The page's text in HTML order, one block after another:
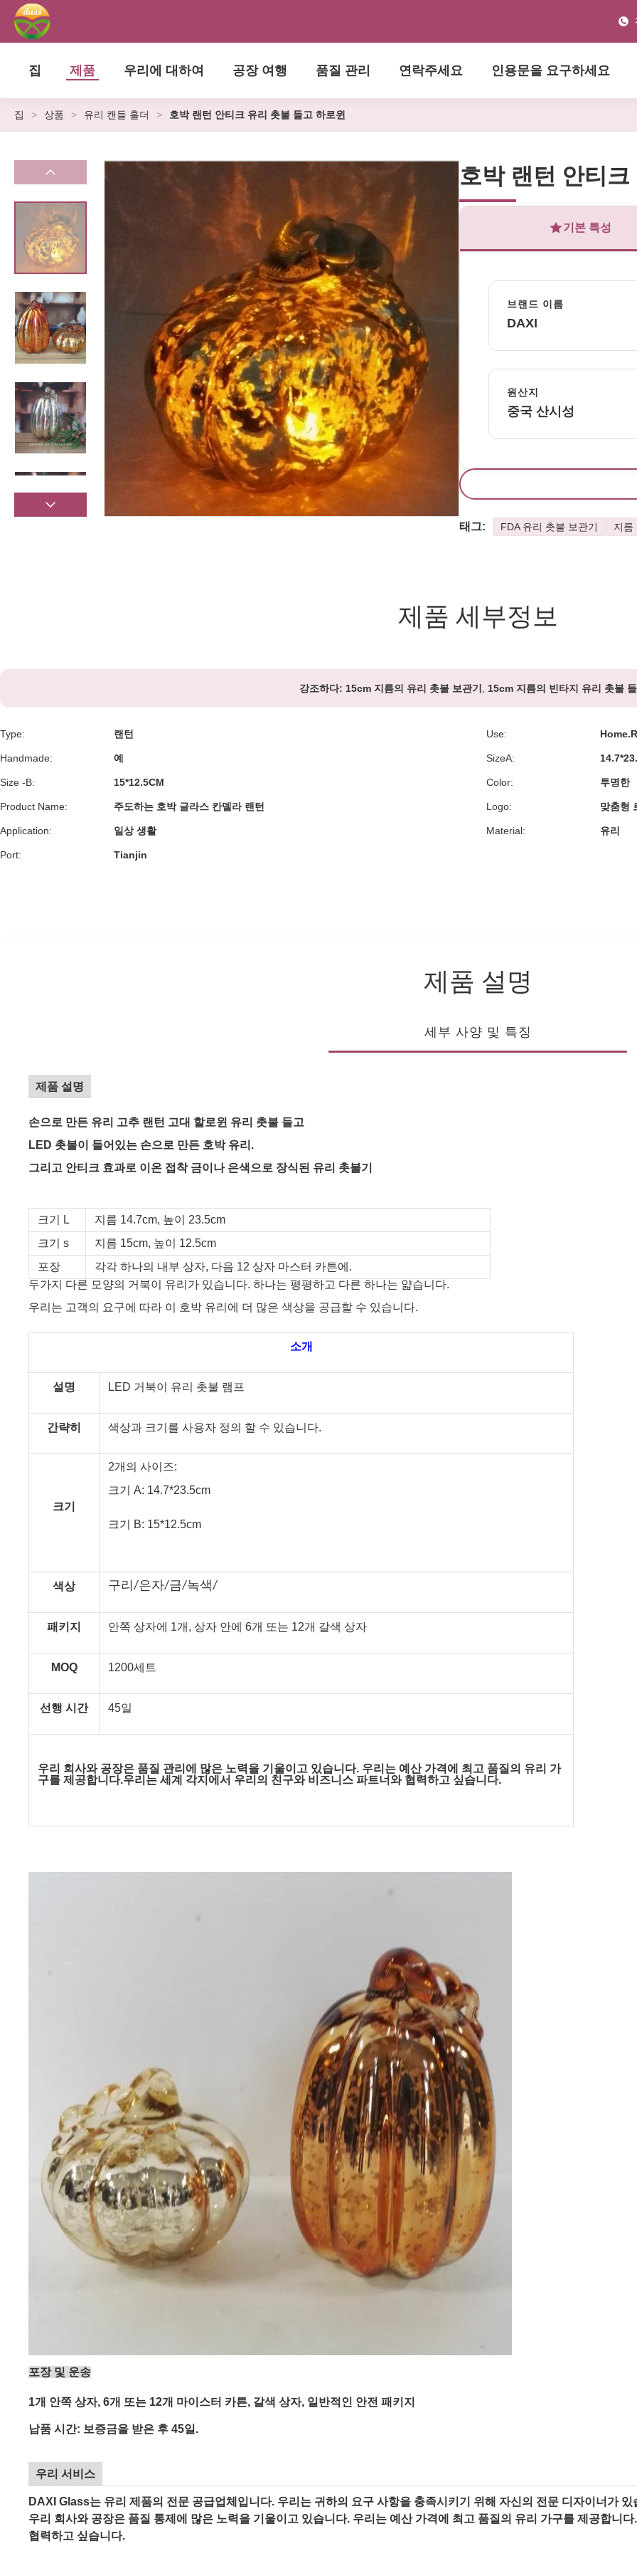
집 제품 우리에 대하여 공장 여행 품질 관리 연락주세요 인용문을 요구하세요
집 > 상품 > 유리 캔들 홀더 > 호박 랜턴 안티크 유리 촛불 들고 하로윈
호박 랜턴 안티크
기본 특성
브랜드 이름
DAXI
원산지
중국 산시성
태그: FDA 유리 촛불 보관기 지름
제품 세부정보
강조하다: 15cm 지름의 유리 촛불 보관기 15cm 지름의 빈타지 유리 촛불
Type: 랜턴 Use:
Handmade: 예 SizeA:
Size -B: 15*12.5CM Color: 투명한
Product Name: 주도하는 호박 글라스 칸델라 랜턴 Logo: 맞춤형
Application: 일상 생활 Material: 유리
Port: Tianjin
제품 설명
세부 사양 및 특징
제품 설명
손으로 만든 유리 고추 랜턴 고대 할로윈 유리 촛불 들고
LED 촛불이 들어있는 손으로 만든 호박 유리.
그리고 안티크 효과로 이온 접착 금이나 은색으로 장식된 유리 촛불기
크기 L
지름 14.7cm, 높이 23.5cm
크기 s
지름 15cm, 높이 12.5cm
포장
각각 하나의 내부 상자, 다음 12 상자 마스터 카튼에.
두가지 다른 모양의 거북이 유리가 있습니다. 하나는 평평하고 다른 하나는 얇습니다.
우리는 고객의 요구에 따라 이 호박 유리에 더 많은 색상을 공급할 수 있습니다.
소개
설명 LED 거북이 유리 촛불 램프
간략히 색상과 크기를 사용자 정의 할 수 있습니다.
크기
2개의 사이즈:
크기 A: 14.7*23.5cm
크기 B: 15*12.5cm
색상 구리/은자/금/녹색/
패키지 안쪽 상자에 1개, 상자 안에 6개 또는 12개 갈색 상자
MOQ 1200세트
선행 시간 45일
우리 회사와 공장은 품질 관리에 많은 노력을 기울이고 있습니다. 우리는 예산 가격에 최고 품질의 유리 가
구를 제공합니다.우리는 세계 각지에서 우리의 친구와 비즈니스 파트너와 협력하고 싶습니다.
포장 및 운송
1개 안쪽 상자, 6개 또는 12개 마이스터 카튼, 갈색 상자, 일반적인 안전 패키지
납품 시간: 보증금을 받은 후 45일.
우리 서비스
DAXI Glass는 유리 제품의 전문 공급업체입니다. 우리는 귀하의 요구 사항을 충족시키기 위해 자신의 전문 디자이너가 있
우리 회사와 공장은 품질 통제에 많은 노력을 기울이고 있습니다. 우리는 예산 가격에 최고 품질의 유리 가구를 제공합니
협력하고 싶습니다.